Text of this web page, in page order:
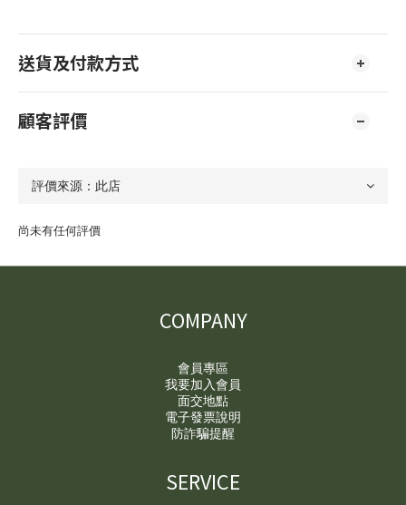
送貨及付款方式
顧客評價
尚未有任何評價
COMPANY
會員專區
我要加入會員
面交地點
電子發票說明
防詐騙提醒
SERVICE